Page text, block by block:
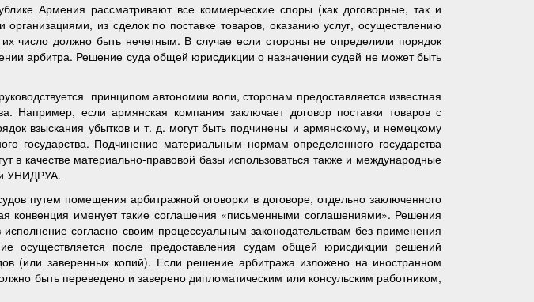
Армения рассматривают все коммерческие споры (как договорные, так и
из сделок по поставке товаров, оказанию услуг, осуществлению
число должно быть нечетным. В случае если стороны не определили порядок
арбитра. Решение суда общей юрисдикции о назначении судей не может быть
принципом автономии воли, сторонам предоставляется известная
если армянская компания заключает договор поставки товаров с
взыскания убытков и т. д. могут быть подчинены и армянскому, и немецкому
государства. Подчинение материальным нормам определенного государства
в качестве материально-правовой базы использоваться также и международные
УНИДРУА.
путем помещения арбитражной оговорки в договоре, отдельно заключенного
именует такие соглашения «письменными соглашениями». Решения
согласно своим процессуальным законодательствам без применения
осуществляется после предоставления судам общей юрисдикции решений
(или заверенных копий). Если решение арбитража изложено на иностранном
быть переведено и заверено дипломатическим или консульским работником,